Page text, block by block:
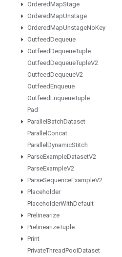
OrderedMapStage
OrderedMapUnstage
OrderedMapUnstageNoKey
OutfeedDequeue
OutfeedDequeueTuple
OutfeedDequeueTupleV2
OutfeedDequeueV2
OutfeedEnqueue
OutfeedEnqueueTuple
Pad
Parallel BatchDataset
Parallel Concat
Parallel DynamicStitch
ParseExampleDatasetV2
ParseExampleV2
ParseSequenceExampleV2
Placeholder
PlaceholderWithDefault
Prelinearize
PrelinearizeTuple
Print
PrivateThreadPool Dataset